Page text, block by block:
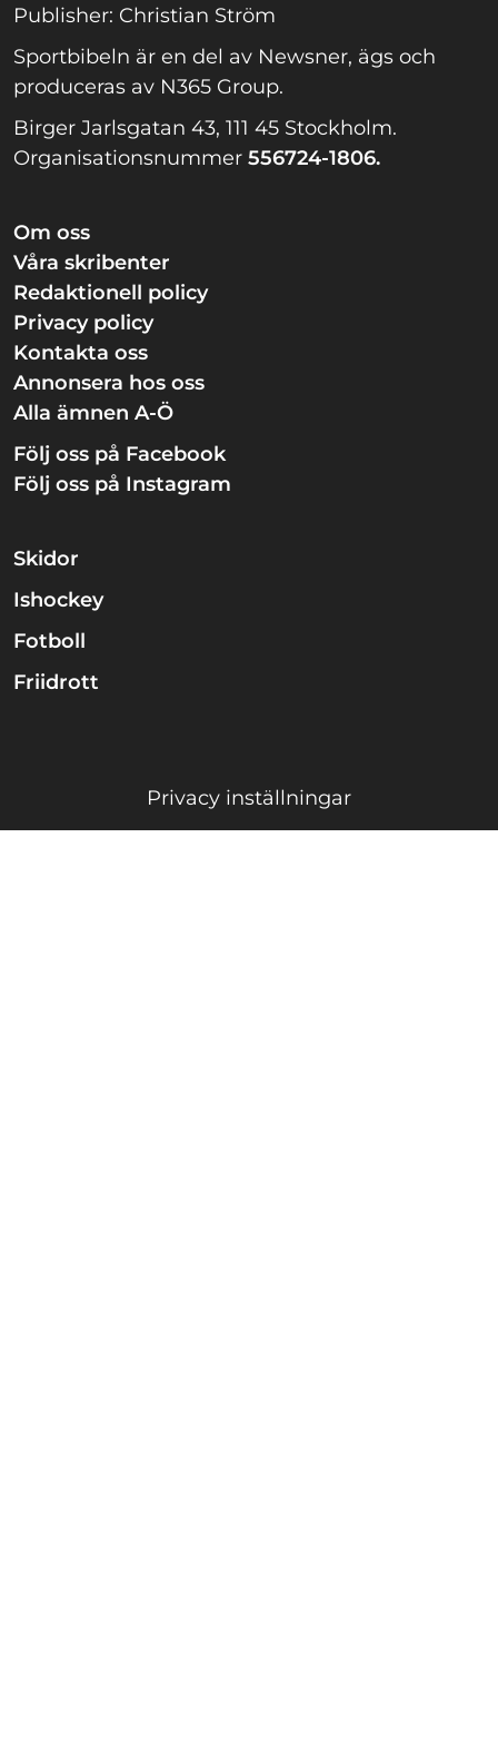
Publisher: Christian Ström
Sportbibeln är en del av Newsner, ägs och
produceras av N365 Group.
Birger Jarlsgatan 43, 111 45 Stockholm.
Organisationsnummer 556724-1806.
Om oss
Våra skribenter
Redaktionell policy
Privacy policy
Kontakta oss
Annonsera hos oss
Alla ämnen A-Ö
Följ oss på Facebook
Följ oss på Instagram
Skidor
Ishockey
Fotboll
Friidrott
Privacy inställningar